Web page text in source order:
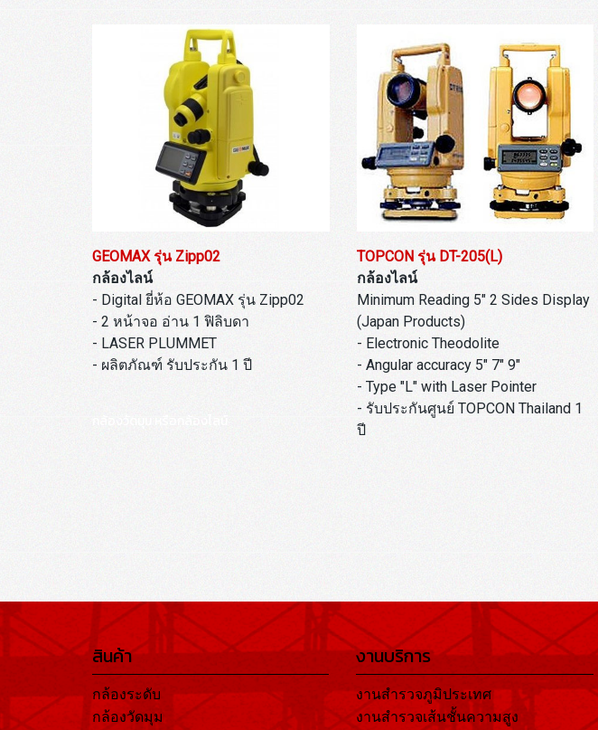
GEOMAX รุ่น Zipp02
กล้องไลน์
- Digital ยี่ห้อ GEOMAX รุ่น Zipp02
- 2 หน้าจอ อ่าน 1 ฟิลิบดา
- LASER PLUMMET
- ผลิตภัณฑ์ รับประกัน 1 ปี
TOPCON รุ่น DT-205(L)
กล้องไลน์
Minimum Reading 5" 2 Sides Display
(Japan Products)
- Electronic Theodolite
- Angular accuracy 5" 7" 9"
- Type "L" with Laser Pointer
- รับประกันศูนย์ TOPCON Thailand 1
ปี
สินค้า
กล้องระดับ
กล้องวัดมุม
งานบริการ
งานสำรวจภูมิประเทศ
งานสำรวจเส้นชั้นความสูง